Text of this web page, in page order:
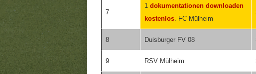
7
1 dokumentationen downloaden
kostenlos. FC Mülheim
8 Duisburger FV 08
9 RSV Mülheim